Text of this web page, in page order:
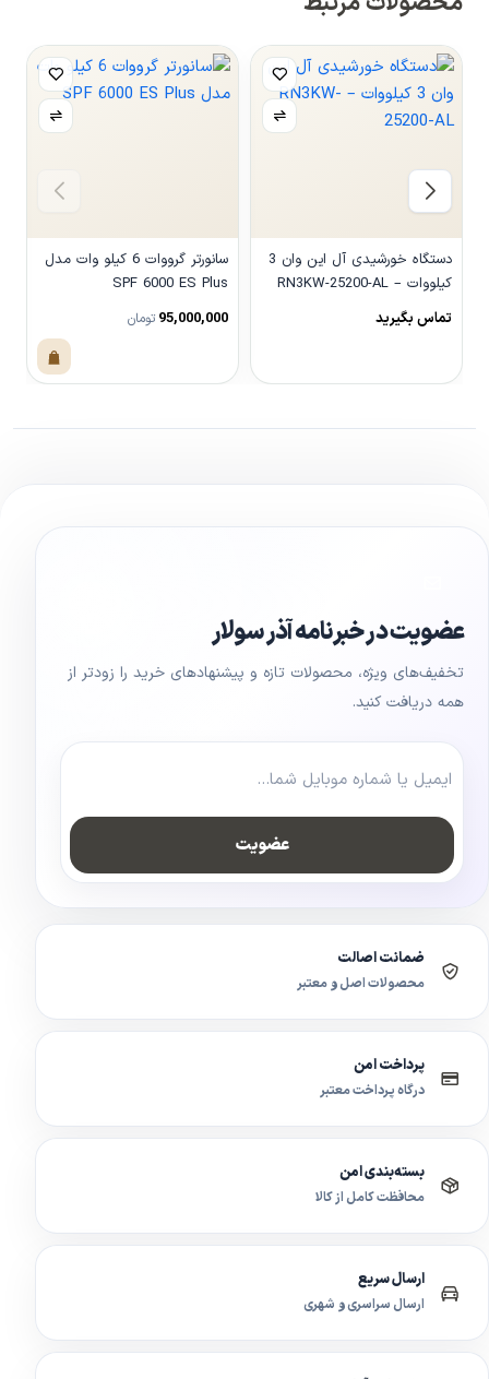
دستگاه خورشیدی آل این وان 3
کیلووات – RN3KW-25200-AL
تماس بگیرید
سانورتر گرووات 6 کیلو وات مدل
SPF 6000 ES Plus
95,000,000 تومان
عضویت در خبرنامه آذر سولار
تخفیف‌های ویژه، محصولات تازه و پیشنهادهای خرید را زودتر از
همه دریافت کنید.
عضویت
ضمانت اصالت
محصولات اصل و معتبر
پرداخت امن
درگاه پرداخت معتبر
بسته‌بندی امن
محافظت کامل از کالا
ارسال سریع
ارسال سراسری و شهری